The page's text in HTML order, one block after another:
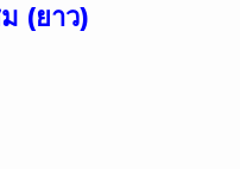
(ยาว)